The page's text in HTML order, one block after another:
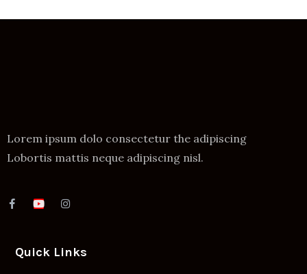
Lorem ipsum dolo consectetur the adipiscing
Lobortis mattis neque adipiscing nisl.
Quick Links